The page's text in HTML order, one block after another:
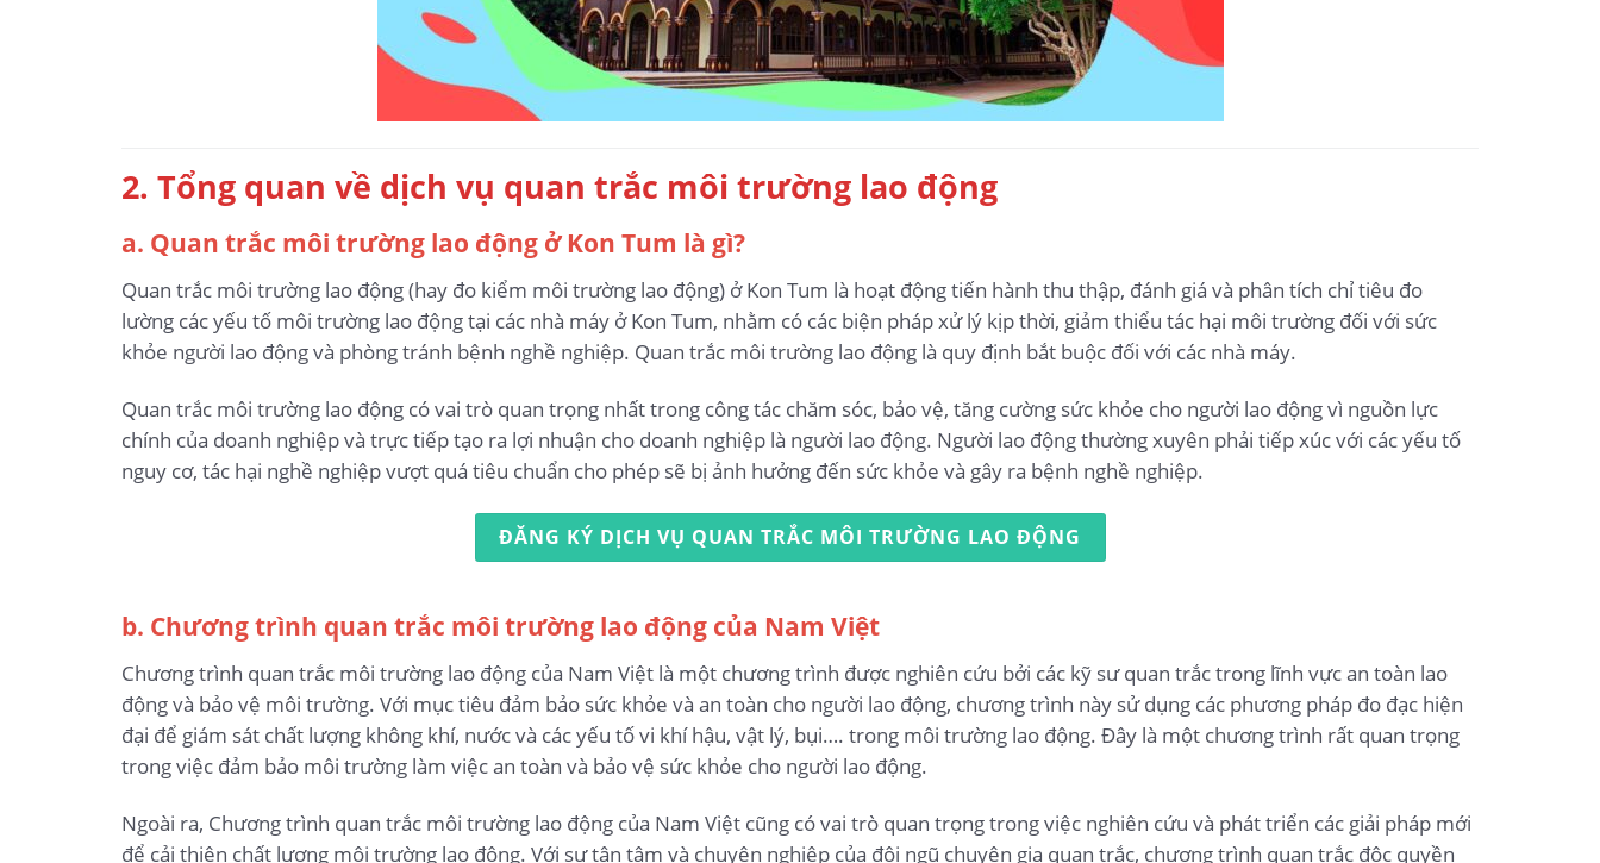
2. Tổng quan về dịch vụ quan trắc môi trường lao động
a. Quan trắc môi trường lao động ở Kon Tum là gì?
Quan trắc môi trường lao động (hay đo kiểm môi trường lao động) ở Kon Tum là hoạt động tiến hành thu thập, đánh giá và phân tích chỉ tiêu đo
lường các yếu tố môi trường lao động tại các nhà máy ở Kon Tum, nhằm có các biện pháp xử lý kịp thời, giảm thiểu tác hại môi trường đối với sức
khỏe người lao động và phòng tránh bệnh nghề nghiệp. Quan trắc môi trường lao động là quy định bắt buộc đối với các nhà máy.
Quan trắc môi trường lao động có vai trò quan trọng nhất trong công tác chăm sóc, bảo vệ, tăng cường sức khỏe cho người lao động vì nguồn lực
chính của doanh nghiệp và trực tiếp tạo ra lợi nhuận cho doanh nghiệp là người lao động. Người lao động thường xuyên phải tiếp xúc với các yếu tố
nguy cơ, tác hại nghề nghiệp vượt quá tiêu chuẩn cho phép sẽ bị ảnh hưởng đến sức khỏe và gây ra bệnh nghề nghiệp.
ĐĂNG KÝ DỊCH VỤ QUAN TRẮC MÔI TRƯỜNG LAO ĐỘNG
b. Chương trình quan trắc môi trường lao động của Nam Việt
Chương trình quan trắc môi trường lao động của Nam Việt là một chương trình được nghiên cứu bởi các kỹ sư quan trắc trong lĩnh vực an toàn lao
động và bảo vệ môi trường. Với mục tiêu đảm bảo sức khỏe và an toàn cho người lao động, chương trình này sử dụng các phương pháp đo đạc hiện
đại để giám sát chất lượng không khí, nước và các yếu tố vi khí hậu, vật lý, bụi…. trong môi trường lao động. Đây là một chương trình rất quan trọng
trong việc đảm bảo môi trường làm việc an toàn và bảo vệ sức khỏe cho người lao động.
Ngoài ra, Chương trình quan trắc môi trường lao động của Nam Việt cũng có vai trò quan trọng trong việc nghiên cứu và phát triển các giải pháp mới
để cải thiện chất lượng môi trường lao động. Với sự tận tâm và chuyên nghiệp của đội ngũ chuyên gia quan trắc, chương trình quan trắc độc quyền